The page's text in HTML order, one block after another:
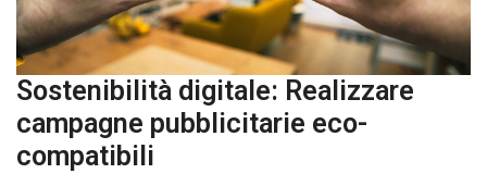
Sostenibilità digitale: Realizzare
campagne pubblicitarie eco-
compatibili